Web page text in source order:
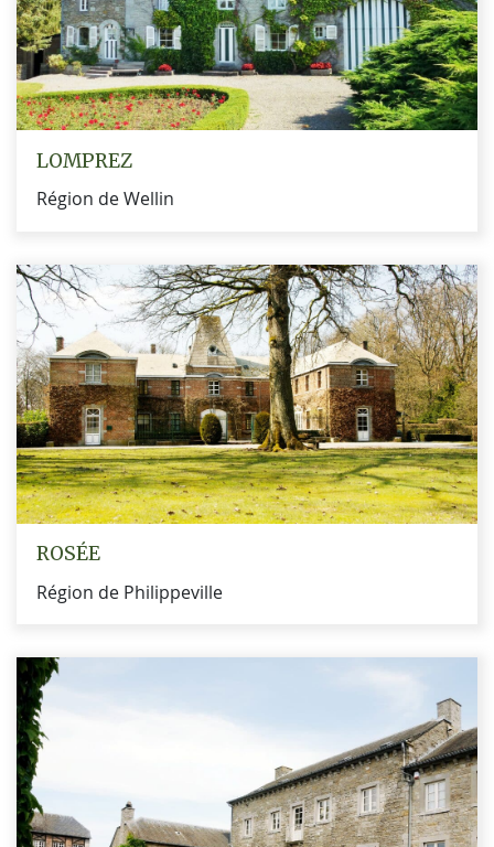
LOMPREZ
Région de Wellin
ROSÉE
Région de Philippeville